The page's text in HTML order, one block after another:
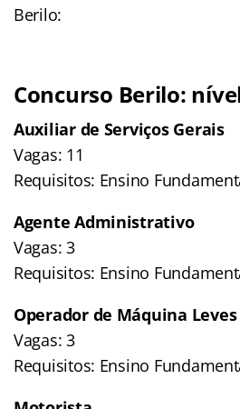
Berilo:
Concurso Berilo:
Auxiliar de Serviços Gerais
Vagas: 11
Requisitos: Ensino
Agente Administrativo
Vagas: 3
Requisitos: Ensino
Operador de Máquina Leves
Vagas: 3
Requisitos: Ensino